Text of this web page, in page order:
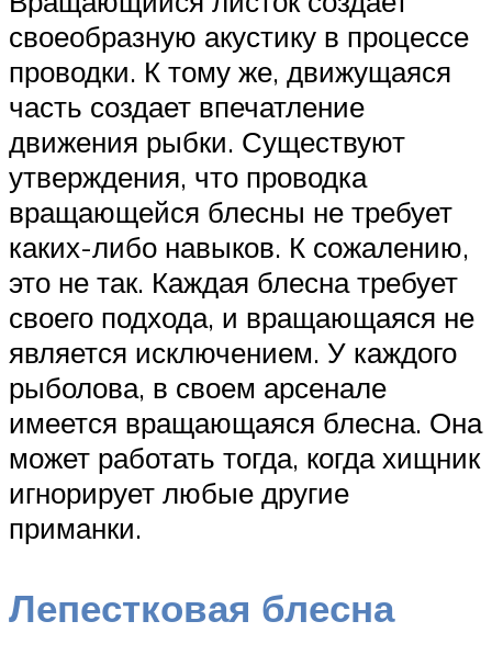
своеобразную акустику в процессе
проводки. К тому же, движущаяся
часть создает впечатление
движения рыбки. Существуют
утверждения, что проводка
вращающейся блесны не требует
каких-либо навыков. К сожалению,
это не так. Каждая блесна требует
своего подхода, и вращающаяся не
является исключением. У каждого
рыболова, в своем арсенале
имеется вращающаяся блесна. Она
может работать тогда, когда хищник
игнорирует любые другие
приманки.
Лепестковая блесна